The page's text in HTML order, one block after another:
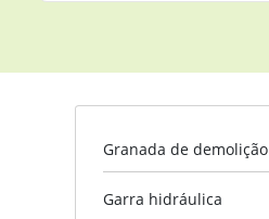
Granada de demolição
Garra hidráulica